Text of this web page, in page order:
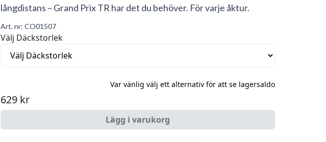
långdistans – Grand Prix TR har det du behöver. För varje åktur.
Art. nr: CO01507
Välj Däckstorlek
Var vänlig välj ett alternativ för att se lagersaldo
629 kr
Lägg i varukorg